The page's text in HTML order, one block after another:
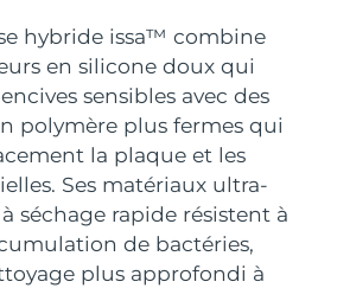
hybride issa™ combine
en silicone doux qui
sensibles avec des
polymère plus fermes qui
la plaque et les
Ses matériaux ultra-
séchage rapide résistent à
de bactéries,
plus approfondi à